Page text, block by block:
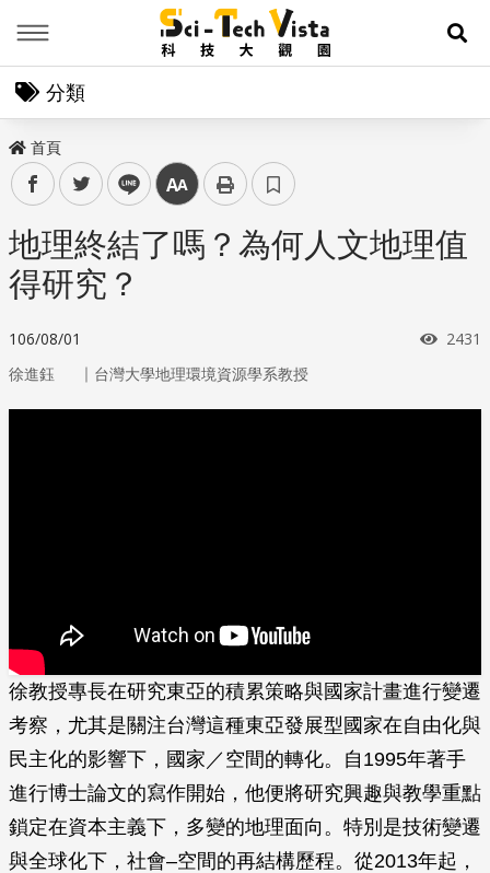
展
分類
首頁
facebooktwitter line 中
地理終結了嗎？為何人文地理值
得研究？
106/08/01 瀏覽
2431
徐進鈺 ｜ 台灣大學地理環境資源學系教授
徐教授專長在研究東亞的積累策略與國家計畫進行變遷
考察，尤其是關注台灣這種東亞發展型國家在自由化與
民主化的影響下，國家／空間的轉化。自1995年著手
進行博士論文的寫作開始，他便將研究興趣與教學重點
鎖定在資本主義下，多變的地理面向。特別是技術變遷
與全球化下，社會–空間的再結構歷程。從2013年起，